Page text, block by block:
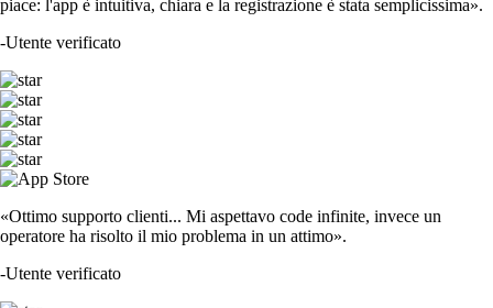
piace: l'app è intuitiva, chiara e la registrazione è stata semplicissima».
-Utente verificato
«Ottimo supporto clienti... Mi aspettavo code infinite, invece un
operatore ha risolto il mio problema in un attimo».
-Utente verificato